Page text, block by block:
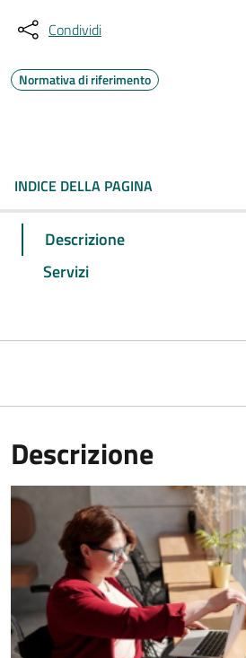
Condividi
Normativa di riferimento
INDICE DELLA PAGINA
Descrizione
Servizi
Descrizione